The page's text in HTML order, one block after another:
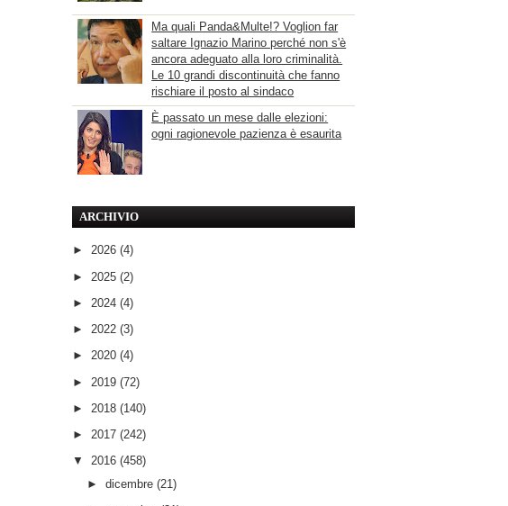
Ma quali Panda&Multe!? Voglion far
saltare Ignazio Marino perché non s'è
ancora adeguato alla loro criminalità.
Le 10 grandi discontinuità che fanno
rischiare il posto al sindaco
È passato un mese dalle elezioni:
ogni ragionevole pazienza è esaurita
ARCHIVIO
► 2026 (4)
► 2025 (2)
► 2024 (4)
► 2022 (3)
► 2020 (4)
► 2019 (72)
► 2018 (140)
► 2017 (242)
▼ 2016 (458)
► dicembre (21)